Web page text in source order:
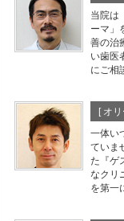
当院は
ーマ」
善の治
い歯医
にご相
[ オ
一体い
ていま
た『ゲ
なクリ
を第一